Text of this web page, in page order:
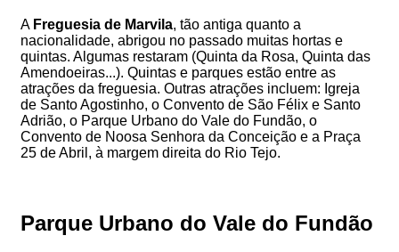
A Freguesia de Marvila, tão antiga quanto a
nacionalidade, abrigou no passado muitas hortas e
quintas. Algumas restaram (Quinta da Rosa, Quinta das
Amendoeiras...). Quintas e parques estão entre as
atrações da freguesia. Outras atrações incluem: Igreja
de Santo Agostinho, o Convento de São Félix e Santo
Adrião, o Parque Urbano do Vale do Fundão, o
Convento de Noosa Senhora da Conceição e a Praça
25 de Abril, à margem direita do Rio Tejo.
Parque Urbano do Vale do Fundão